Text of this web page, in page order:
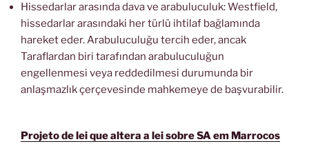
Hissedarlar arasında dava ve arabuluculuk: Westfield,
hissedarlar arasındaki her türlü ihtilaf bağlamında
hareket eder. Arabuluculuğu tercih eder, ancak
Taraflardan biri tarafından arabuluculuğun
engellenmesi veya reddedilmesi durumunda bir
anlaşmazlık çerçevesinde mahkemeye de başvurabilir.
Projeto de lei que altera a lei sobre SA em Marrocos